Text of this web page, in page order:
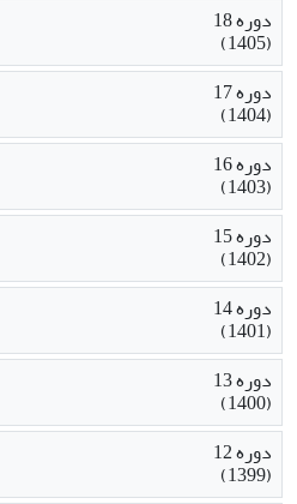
دوره 18
(1405)
دوره 17
(1404)
دوره 16
(1403)
دوره 15
(1402)
دوره 14
(1401)
دوره 13
(1400)
دوره 12
(1399)